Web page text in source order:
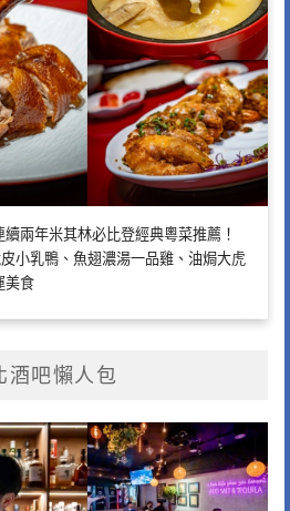
續兩年米其林必比登經典粵菜推薦！
小乳鴨、魚翅濃湯一品雞、油焗大虎
美食
酒吧懶人包